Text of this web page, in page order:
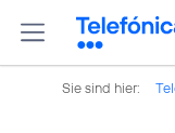
Sie sind hier: